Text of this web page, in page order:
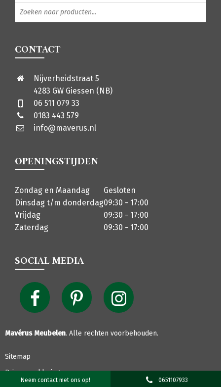
Neem contact met ons op! 0651107933
Producten zoeken
CONTACT
Nijverheidstraat 5
4283 GW Giessen (NB)
06 511 079 33
0183 443 579
info@maverus.nl
OPENINGSTIJDEN
Zondag en Maandag
Gesloten
Dinsdag t/m donderdag09:30 - 17:00
Vrijdag
09:30 - 17:00
Zaterdag
09:30 - 17:00
SOCIAL MEDIA
Mavérus Meubelen. Alle rechten voorbehouden.
Sitemap
Privacyverklaring